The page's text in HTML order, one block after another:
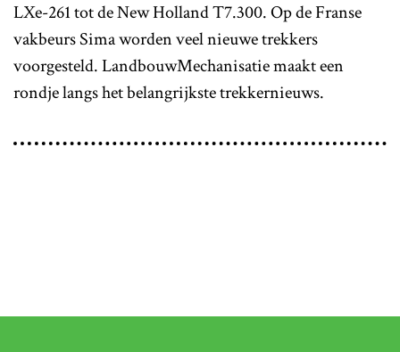
LXe-261 tot de New Holland T7.300. Op de Franse
vakbeurs Sima worden veel nieuwe trekkers
voorgesteld. LandbouwMechanisatie maakt een
rondje langs het belangrijkste trekkernieuws.